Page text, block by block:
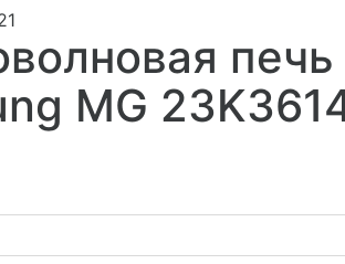
печь
MG